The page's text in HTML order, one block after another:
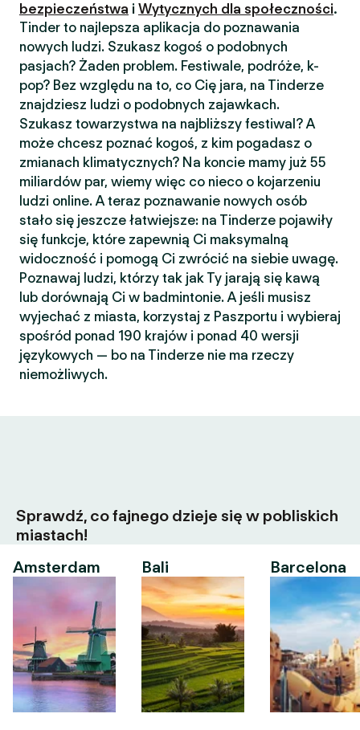
bezpieczeństwa i Wytycznych dla społeczności.
Tinder to najlepsza aplikacja do poznawania
nowych ludzi. Szukasz kogoś o podobnych
pasjach? Żaden problem. Festiwale, podróże, k-
pop? Bez względu na to, co Cię jara, na Tinderze
znajdziesz ludzi o podobnych zajawkach.
Szukasz towarzystwa na najbliższy festiwal? A
może chcesz poznać kogoś, z kim pogadasz o
zmianach klimatycznych? Na koncie mamy już 55
miliardów par, wiemy więc co nieco o kojarzeniu
ludzi online. A teraz poznawanie nowych osób
stało się jeszcze łatwiejsze: na Tinderze pojawiły
się funkcje, które zapewnią Ci maksymalną
widoczność i pomogą Ci zwrócić na siebie uwagę.
Poznawaj ludzi, którzy tak jak Ty jarają się kawą
lub dorównają Ci w badmintonie. A jeśli musisz
wyjechać z miasta, korzystaj z Paszportu i wybieraj
spośród ponad 190 krajów i ponad 40 wersji
językowych — bo na Tinderze nie ma rzeczy
niemożliwych.
Sprawdź, co fajnego dzieje się w pobliskich
miastach!
Amsterdam
Bali Barcelona